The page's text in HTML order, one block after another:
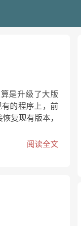
是升级了大版
的程序上，前
复现有版本，
阅读全文